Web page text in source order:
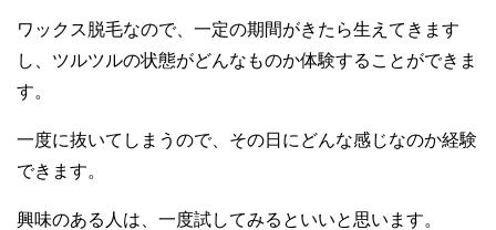
ワックス脱毛なので、一定の期間がきたら生えてきます
し、ツルツルの状態がどんなものか体験することができま
す。
一度に抜いてしまうので、その日にどんな感じなのか経験
できます。
興味のある人は、一度試してみるといいと思います。